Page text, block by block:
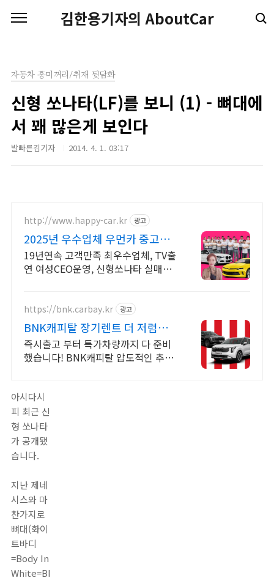
김한용기자의 AboutCar
자동차 흥미꺼리/취재 뒷담화
신형 쏘나타(LF)를 보니 (1) - 뼈대에
서 꽤 많은게 보인다
발빠른김기자 2014. 4. 1. 03:17
http://www.happy-car.kr 광고
2025년 우수업체 우먼카 중고차
는 최우수모범업체에서!
19년연속 고객만족 최우수업체, TV출
연 여성CEO운영, 신형쏘나타 실매물
https://bnk.carbay.kr 광고
BNK캐피탈 장기렌트 더 저렴하
게 계약하고
즉시출고 부터 특가차량까지 다 준비
했습니다! BNK캐피탈 압도적인 추가
상품 선점하기!
아시다시
피 최근 신
형 쏘나타
가 공개됐
습니다.
지난 제네
시스와 마
찬가지로
뼈대(화이
트바디
=Body In
White=BI